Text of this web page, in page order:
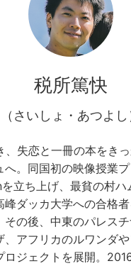
税所篤快
（さいしょ・あつよし
、失恋と一冊の本をき
へ。同国初の映像授業
立ち上げ、最貧の村ハ
峰ダッカ大学への合格
その後、中東のパレス
、アフリカのルワンダ
ロジェクトを展開。